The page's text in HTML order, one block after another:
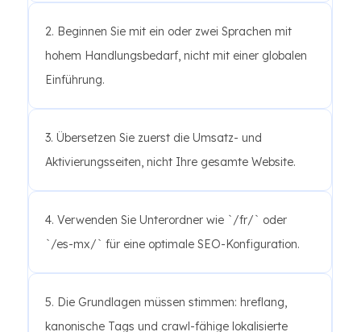
2. Beginnen Sie mit ein oder zwei Sprachen mit
hohem Handlungsbedarf, nicht mit einer globalen
Einführung.
3. Übersetzen Sie zuerst die Umsatz- und
Aktivierungsseiten, nicht Ihre gesamte Website.
4. Verwenden Sie Unterordner wie `/fr/` oder
`/es-mx/` für eine optimale SEO-Konfiguration.
5. Die Grundlagen müssen stimmen: hreflang,
kanonische Tags und crawl-fähige lokalisierte